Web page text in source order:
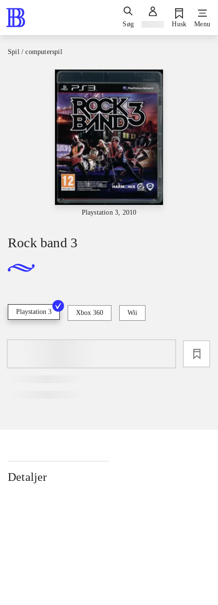
Søg Husk Menu
Spil / computerspil
Playstation 3, 2010
Rock band 3
Playstation 3 Xbox 360 Wii
Detaljer